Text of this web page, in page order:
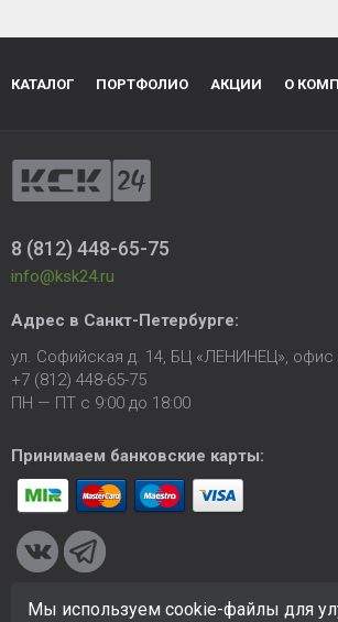
КАТАЛОГ ПОРТФОЛИО АКЦИИ О
8 (812) 448-65-75
info@ksk24.ru
Адрес в Санкт-Петербурге:
ул. Софийская д. 14, БЦ «ЛЕНИНЕЦ», офис
+7 (812) 448-65-75
ПН — ПТ с 9:00 до 18:00
Принимаем банковские карты:
Мы используем cookie-файлы для